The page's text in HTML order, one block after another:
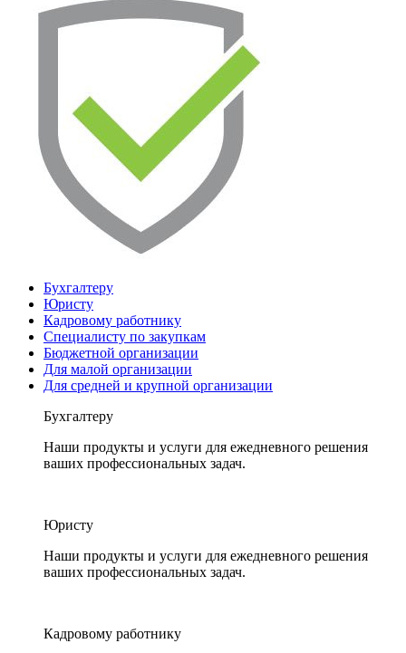
Бухгалтеру
Юристу
Кадровому работнику
Специалисту по закупкам
Бюджетной организации
Для малой организации
Для средней и крупной организации
Бухгалтеру
Наши продукты и услуги для ежедневного решения
ваших профессиональных задач.
Юристу
Наши продукты и услуги для ежедневного решения
ваших профессиональных задач.
Кадровому работнику